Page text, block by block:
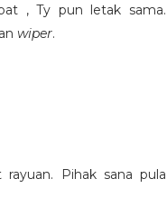
, Ty pun letak sama.
wiper.
Pihak sana pula